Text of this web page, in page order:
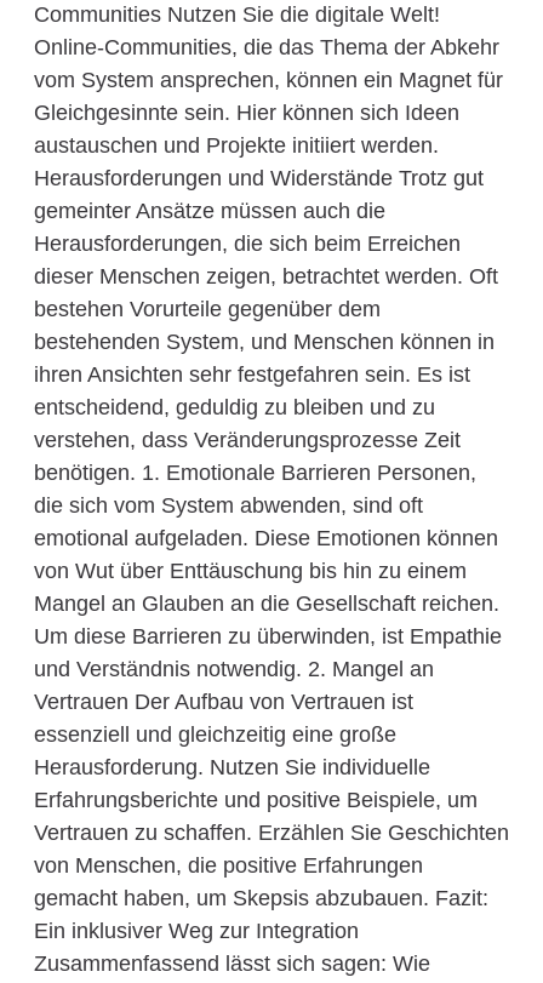
Communities Nutzen Sie die digitale Welt!
Online-Communities, die das Thema der Abkehr
vom System ansprechen, können ein Magnet für
Gleichgesinnte sein. Hier können sich Ideen
austauschen und Projekte initiiert werden.
Herausforderungen und Widerstände Trotz gut
gemeinter Ansätze müssen auch die
Herausforderungen, die sich beim Erreichen
dieser Menschen zeigen, betrachtet werden. Oft
bestehen Vorurteile gegenüber dem
bestehenden System, und Menschen können in
ihren Ansichten sehr festgefahren sein. Es ist
entscheidend, geduldig zu bleiben und zu
verstehen, dass Veränderungsprozesse Zeit
benötigen. 1. Emotionale Barrieren Personen,
die sich vom System abwenden, sind oft
emotional aufgeladen. Diese Emotionen können
von Wut über Enttäuschung bis hin zu einem
Mangel an Glauben an die Gesellschaft reichen.
Um diese Barrieren zu überwinden, ist Empathie
und Verständnis notwendig. 2. Mangel an
Vertrauen Der Aufbau von Vertrauen ist
essenziell und gleichzeitig eine große
Herausforderung. Nutzen Sie individuelle
Erfahrungsberichte und positive Beispiele, um
Vertrauen zu schaffen. Erzählen Sie Geschichten
von Menschen, die positive Erfahrungen
gemacht haben, um Skepsis abzubauen. Fazit:
Ein inklusiver Weg zur Integration
Zusammenfassend lässt sich sagen: Wie